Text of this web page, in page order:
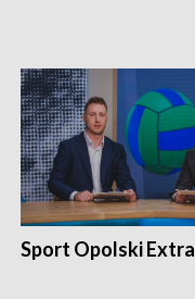
Sport Opolski Extra